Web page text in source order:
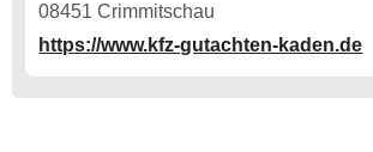
08451 Crimmitschau
https://www.kfz-gutachten-kaden.de